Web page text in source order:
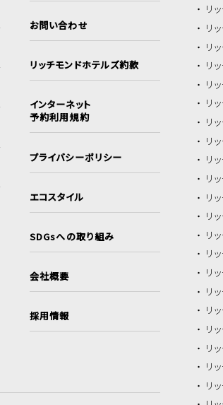
お問い合わせ
リッチモンドホテルズ約款
インターネット
予約利用規約
プライバシーポリシー
エコスタイル
SDGsへの取り組み
会社概要
採用情報
リ
リ
リ
リ
リ
リ
リ
リ
リ
リ
リ
リ
リ
リ
リ
リ
リ
リ
リ
リ
リ